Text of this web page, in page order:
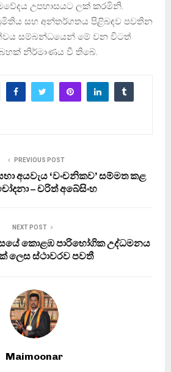
උපහාසයට ලක් කරමිනි.
සහ අන්තර්ගතය පිළිබඳව පවතින
සම්බන්ධයෙන් මේ වන විටත්
නිර්මාණය වී තිබේ.
PREVIOUS POST
අයවැය ‘වංචනිකව’ සම්මත කළ
– චරිත් අබේසිංහ
NEXT POST
කොළඹ පාරිභෝගික උද්ධමනය
ක් ලෙස ස්ථාවරව පවතී
Maimoonar